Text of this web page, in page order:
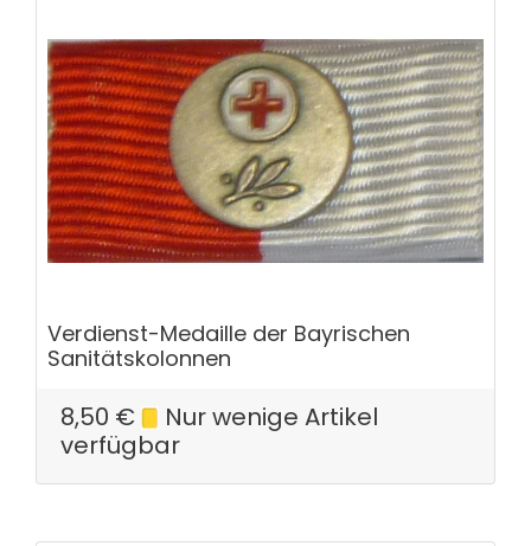
Verdienst-Medaille der Bayrischen
Sanitätskolonnen
8,50 €
Nur wenige Artikel
verfügbar